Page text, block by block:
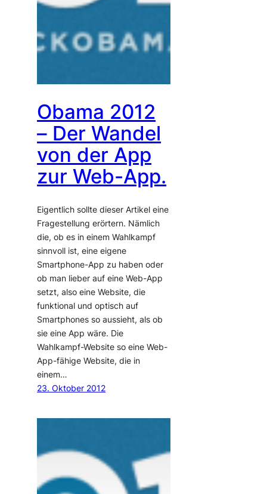
Obama 2012
– Der Wandel
von der App
zur Web-App.
Eigentlich sollte dieser Artikel eine
Fragestellung erörtern. Nämlich
die, ob es in einem Wahlkampf
sinnvoll ist, eine eigene
Smartphone-App zu haben oder
ob man lieber auf eine Web-App
setzt, also eine Website, die
funktional und optisch auf
Smartphones so aussieht, als ob
sie eine App wäre. Die
Wahlkampf-Website so eine Web-
App-fähige Website, die in
einem…
23. Oktober 2012